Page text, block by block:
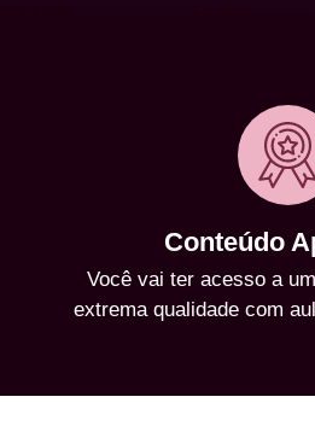
Conteúdo
Você vai ter acesso a
extrema qualidade com